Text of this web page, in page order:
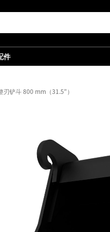
件
刃铲斗 800 mm（31.5"）